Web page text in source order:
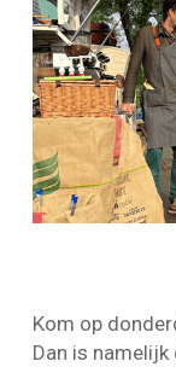
Kom op
Dan is